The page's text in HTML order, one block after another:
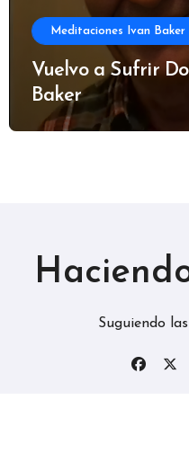
Meditaciones Ivan Baker
Vuelvo a Sufrir
Baker
Suguiendo